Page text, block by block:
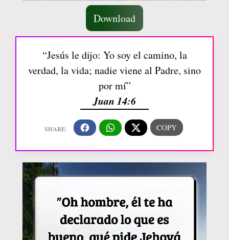
Download
“Jesús le dijo: Yo soy el camino, la
verdad, la vida; nadie viene al Padre, sino
por mí”
Juan 14:6